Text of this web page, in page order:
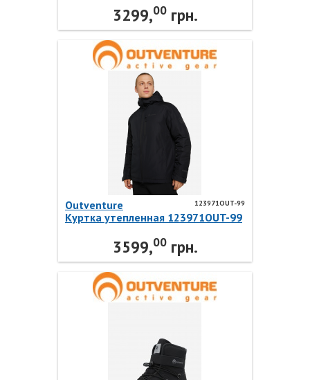
3299,00грн.
123971OUT-99
Outventure
Куртка утепленная 123971OUT-99
3599,00грн.